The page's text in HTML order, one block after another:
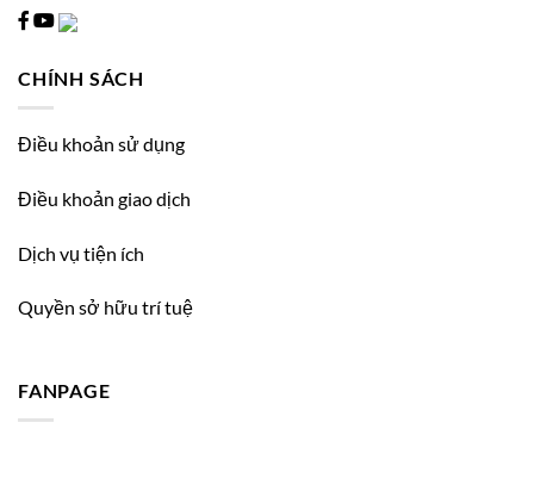
CHÍNH SÁCH
Điều khoản sử dụng
Điều khoản giao dịch
Dịch vụ tiện ích
Quyền sở hữu trí tuệ
FANPAGE